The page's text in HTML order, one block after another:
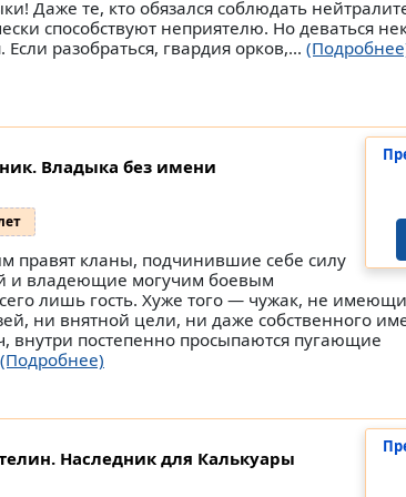
Даже те, кто обязался соблюдать
способствуют неприятелю. Но деваться
Если разобраться, гвардия орков,...
Владыка без имени
правят кланы, подчинившие себе силу
и владеющие могучим боевым
лишь гость. Хуже того — чужак, не
ни внятной цели, ни даже собственного
внутри постепенно просыпаются пугающие
(Подробнее)
Наследник для Калькуары